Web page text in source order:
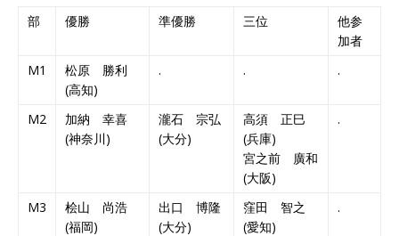
部 優勝 準優勝 三位
他参
加者
M1
松原 勝利
(高知)
. . .
M2
加納 幸喜
(神奈川)
瀧石 宗弘
(大分)
高須 正巳
(兵庫)
宮之前 廣和
(大阪)
.
M3
桧山 尚浩
(福岡)
出口 博隆
(大分)
窪田 智之
(愛知)
.